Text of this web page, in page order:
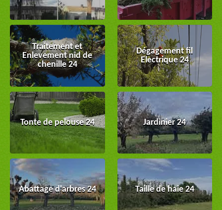
Traitement et
Enlevement nid de
chenille 24
Dégagement fil
Electrique 24
Tonte de pelouse 24 Jardinier 24
Abattage d'arbres 24 Taille de haie 24